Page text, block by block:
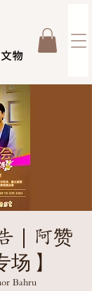
｜阿赞
】
Bahru